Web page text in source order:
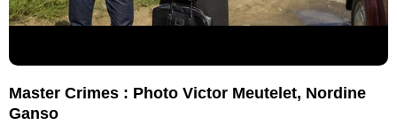
Master Crimes : Photo Victor Meutelet, Nordine
Ganso